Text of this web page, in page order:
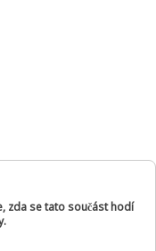
zda se tato součást hodí